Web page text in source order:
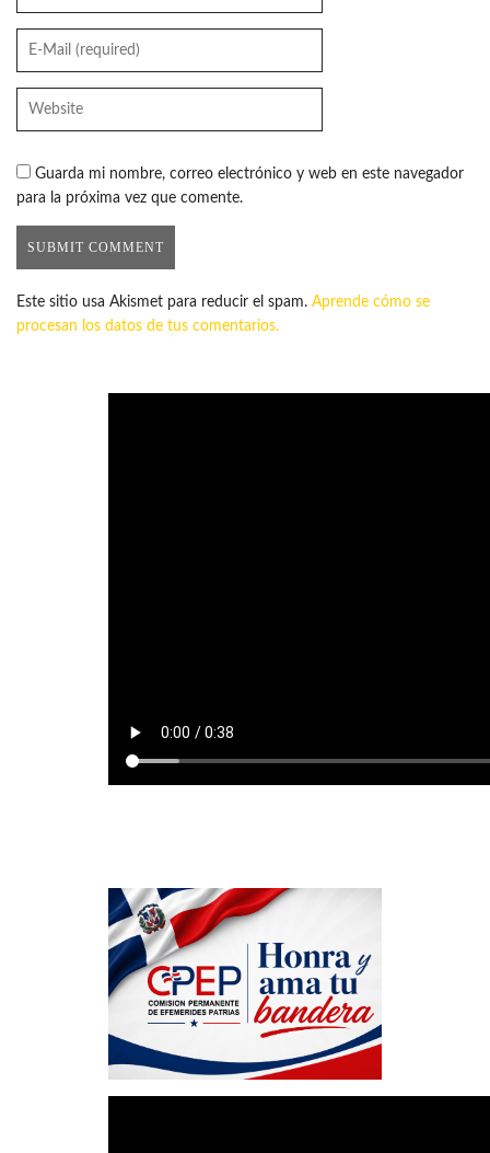
Guarda mi nombre, correo electrónico y web en este navegador
para la próxima vez que comente.
Este sitio usa Akismet para reducir el spam. Aprende cómo se
procesan los datos de tus comentarios.